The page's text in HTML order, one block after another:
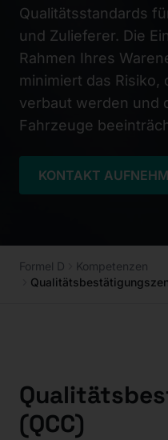
Qualitätsstandards
und Zulieferer. Die
Rahmen Ihres
minimiert das Risiko,
verbaut werden und
Fahrzeuge
KONTAKT
Formel D
Kompetenzen
(QCC)